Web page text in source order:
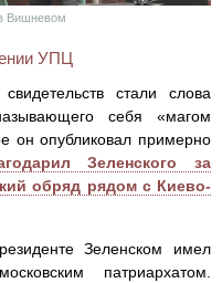
Вишневом
УПЦ
стали слова
себя «магом
он опубликовал примерно
Зеленского за
обряд рядом с Киево-
Зеленском имел
патриархатом.